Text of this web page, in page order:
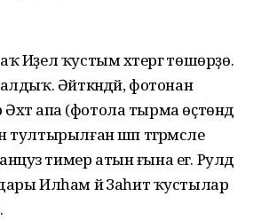
Иҙел ҡустым хәтергә төшөрҙө.
Әйткәндәй, фотонан
Әхәт апа (фотола тырма өҫтөндә
шәп тәгәрмәсле
тимер атын ғына егә. Рулдә
Илһам йә Заһит ҡустылар